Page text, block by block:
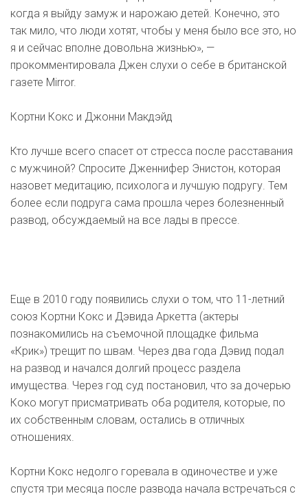
когда я выйду замуж и нарожаю детей. Конечно, это
так мило, что люди хотят, чтобы у меня было все это, но
я и сейчас вполне довольна жизнью», —
прокомментировала Джен слухи о себе в британской
газете Mirror.
Кортни Кокс и Джонни Макдэйд
Кто лучше всего спасет от стресса после расставания
с мужчиной? Спросите Дженнифер Энистон, которая
назовет медитацию, психолога и лучшую подругу. Тем
более если подруга сама прошла через болезненный
развод, обсуждаемый на все лады в прессе.
Еще в 2010 году появились слухи о том, что 11-летний
союз Кортни Кокс и Дэвида Аркетта (актеры
познакомились на съемочной площадке фильма
«Крик») трещит по швам. Через два года Дэвид подал
на развод и начался долгий процесс раздела
имущества. Через год суд постановил, что за дочерью
Коко могут присматривать оба родителя, которые, по
их собственным словам, остались в отличных
отношениях.
Кортни Кокс недолго горевала в одиночестве и уже
спустя три месяца после развода начала встречаться с